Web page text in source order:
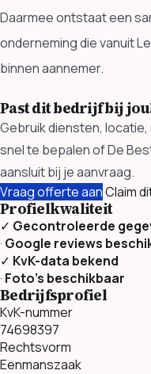
Daarmee ontstaat een
onderneming die vanuit
binnen aannemer.
Past dit bedrijf bij
Gebruik diensten,
snel te bepalen of De
aansluit bij je aanvraag.
Vraag offerte aanClaim
Profielkwaliteit
✓ Gecontroleerde
· Google reviews
✓ KvK-data bekend
· Foto’s beschikbaar
Bedrijfsprofiel
KvK-nummer
74698397
Rechtsvorm
Eenmanszaak